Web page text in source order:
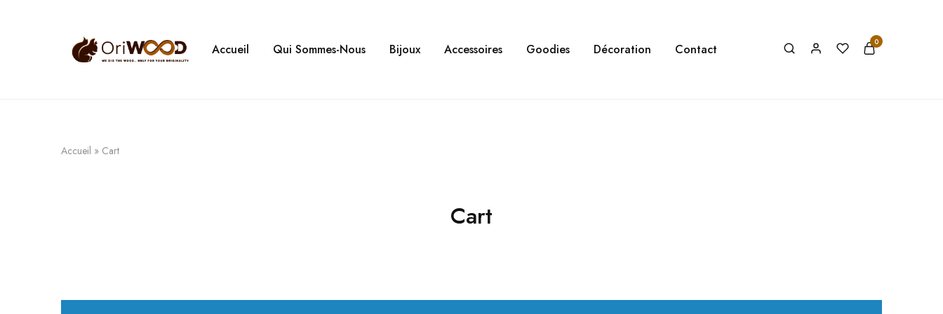
Oriwood
We
Dig
Accueil Qui Sommes-Nous Bijoux Accessoires Goodies Décoration Contact 0
Accueil » Cart
Cart